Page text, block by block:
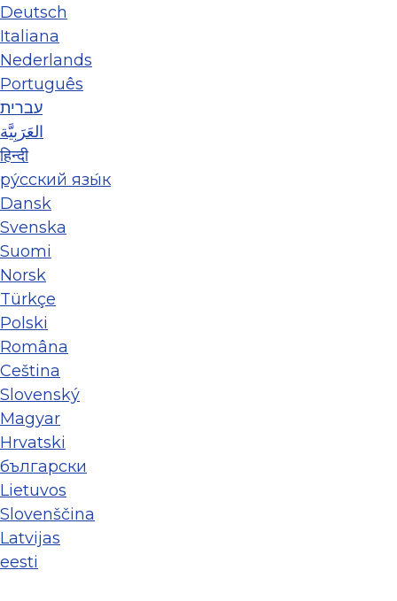
Deutsch
Italiana
Nederlands
Português
עברית
العَرَبِيَّة
हिन्दी
ру́сский язы́к
Dansk
Svenska
Suomi
Norsk
Türkçe
Polski
Româna
Ceština
Slovenský
Magyar
Hrvatski
български
Lietuvos
Slovenščina
Latvijas
eesti